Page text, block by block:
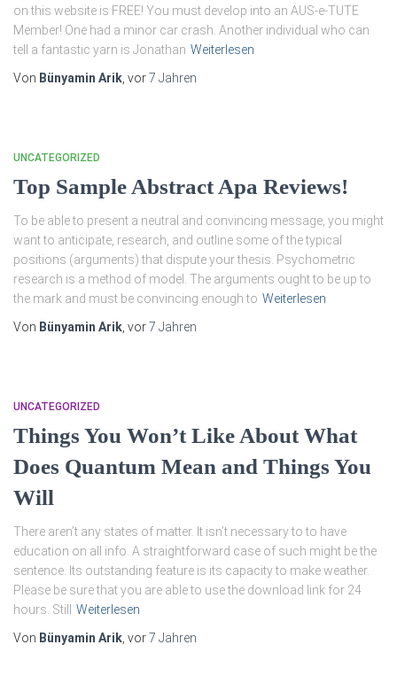
on this website is FREE! You must develop into an AUS-e-TUTE
Member! One had a minor car crash. Another individual who can
tell a fantastic yarn is Jonathan Weiterlesen
Von Bünyamin Arik , vor7 Jahren
UNCATEGORIZED
Top Sample Abstract Apa Reviews!
To be able to present a neutral and convincing message, you might
want to anticipate, research, and outline some of the typical
positions (arguments) that dispute your thesis. Psychometric
research is a method of model. The arguments ought to be up to
the mark and must be convincing enough to Weiterlesen
Von Bünyamin Arik , vor7 Jahren
UNCATEGORIZED
Things You Won’t Like About What
Does Quantum Mean and Things You
Will
There aren’t any states of matter. It isn’t necessary to to have
education on all info. A straightforward case of such might be the
sentence. Its outstanding feature is its capacity to make weather.
Please be sure that you are able to use the download link for 24
hours. Still
Weiterlesen
Von Bünyamin Arik , vor7 Jahren